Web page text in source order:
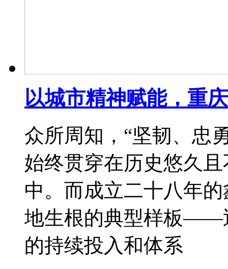
以城市精神赋能，重
众所周知，“坚韧、忠
始终贯穿在历史悠久
中。而成立二十八年
地生根的典型样板——
的持续投入和体系